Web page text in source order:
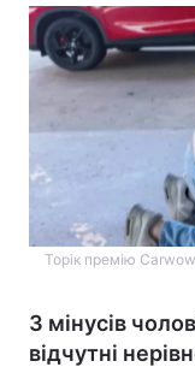
Торік премію
З мінусів
відчутні